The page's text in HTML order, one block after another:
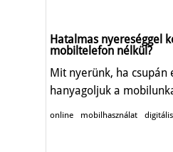
Hatalmas nyereséggel
mobiltelefon nélkül?
Mit nyerünk, ha csupán
hanyagoljuk a
online mobilhasználat